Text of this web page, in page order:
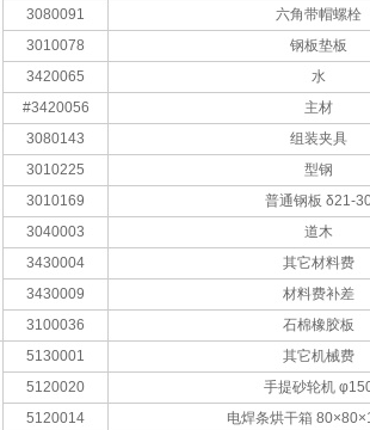
3080091
六角带帽螺栓
3010078
钢板垫板
3420065
水
#3420056
主材
3080143
组装夹具
3010225
型钢
3010169
普通钢板 δ21-
3040003
道木
3430004
其它材料费
3430009
材料费补差
3100036
石棉橡胶板
5130001
其它机械费
5120020
手提砂轮机
5120014
电焊条烘干箱